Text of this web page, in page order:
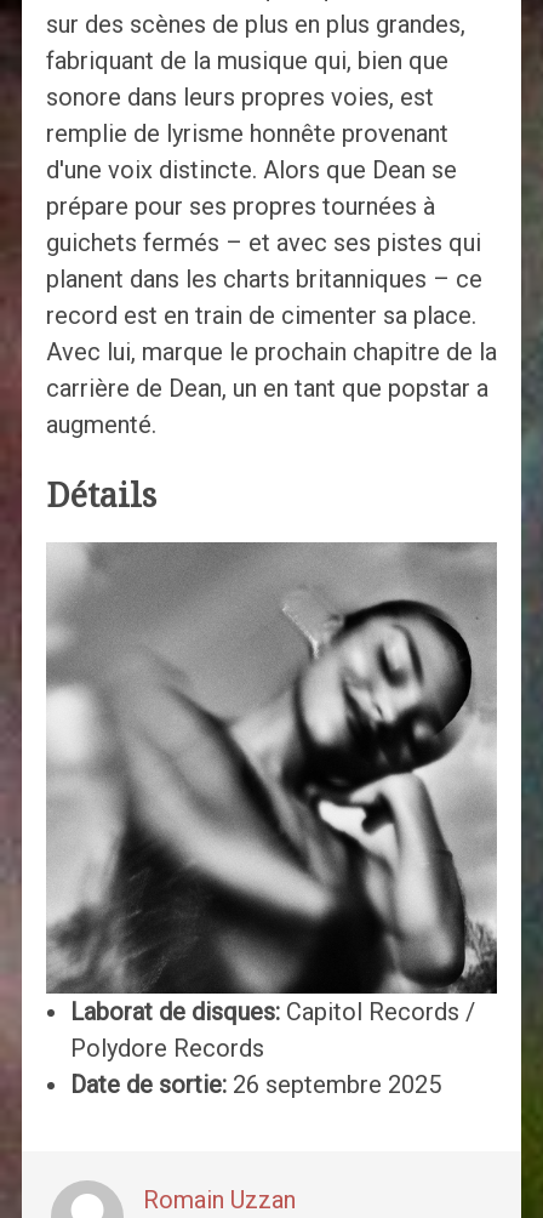
sur des scènes de plus en plus grandes,
fabriquant de la musique qui, bien que
sonore dans leurs propres voies, est
remplie de lyrisme honnête provenant
d'une voix distincte. Alors que Dean se
prépare pour ses propres tournées à
guichets fermés – et avec ses pistes qui
planent dans les charts britanniques – ce
record est en train de cimenter sa place.
Avec lui, marque le prochain chapitre de la
carrière de Dean, un en tant que popstar a
augmenté.
Détails
Laborat de disques:Capitol Records /
Polydore Records
Date de sortie:26 septembre 2025
Romain Uzzan